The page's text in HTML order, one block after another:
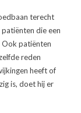
terecht
die een
Ook patiënten
reden
heeft of
is, doet hij er